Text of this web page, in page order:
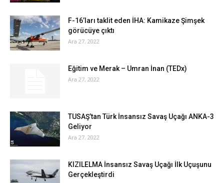
F-16’ları taklit eden İHA: Kamikaze Şimşek
görücüye çıktı
Ara 27, 2022
Eğitim ve Merak – Umran İnan (TEDx)
Ara 27, 2022
TUSAŞ’tan Türk İnsansız Savaş Uçağı ANKA-3
Geliyor
Ara 27, 2022
KIZILELMA İnsansız Savaş Uçağı İlk Uçuşunu
Gerçekleştirdi